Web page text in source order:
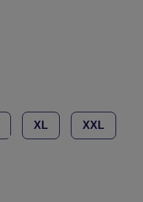
XL XXL